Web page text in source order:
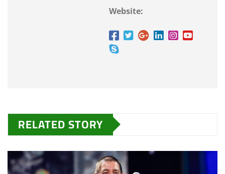
Website:
RELATED STORY